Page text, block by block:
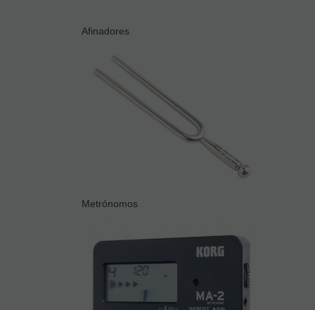
Afinadores
Metrónomos